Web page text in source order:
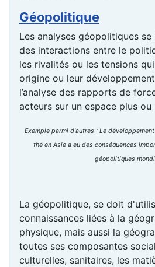
Géopolitique
Les analyses géopolitiques
des interactions entre le
les rivalités ou les tensions
origine ou leur
l’analyse des rapports de
acteurs sur un espace plus ou
Exemple parmi d'autres : Le
thé en Asie a eu des conséquences
géopolitiques
La géopolitique, se doit
connaissances liées à la
physique, mais aussi la
toutes ses composantes
culturelles, sanitaires, les